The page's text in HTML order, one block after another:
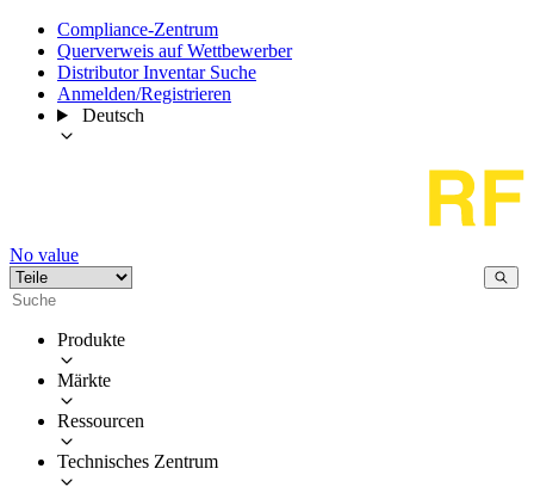
Compliance-Zentrum
Querverweis auf Wettbewerber
Distributor Inventar Suche
Anmelden/Registrieren
Deutsch
No value
Produkte
Märkte
Ressourcen
Technisches Zentrum